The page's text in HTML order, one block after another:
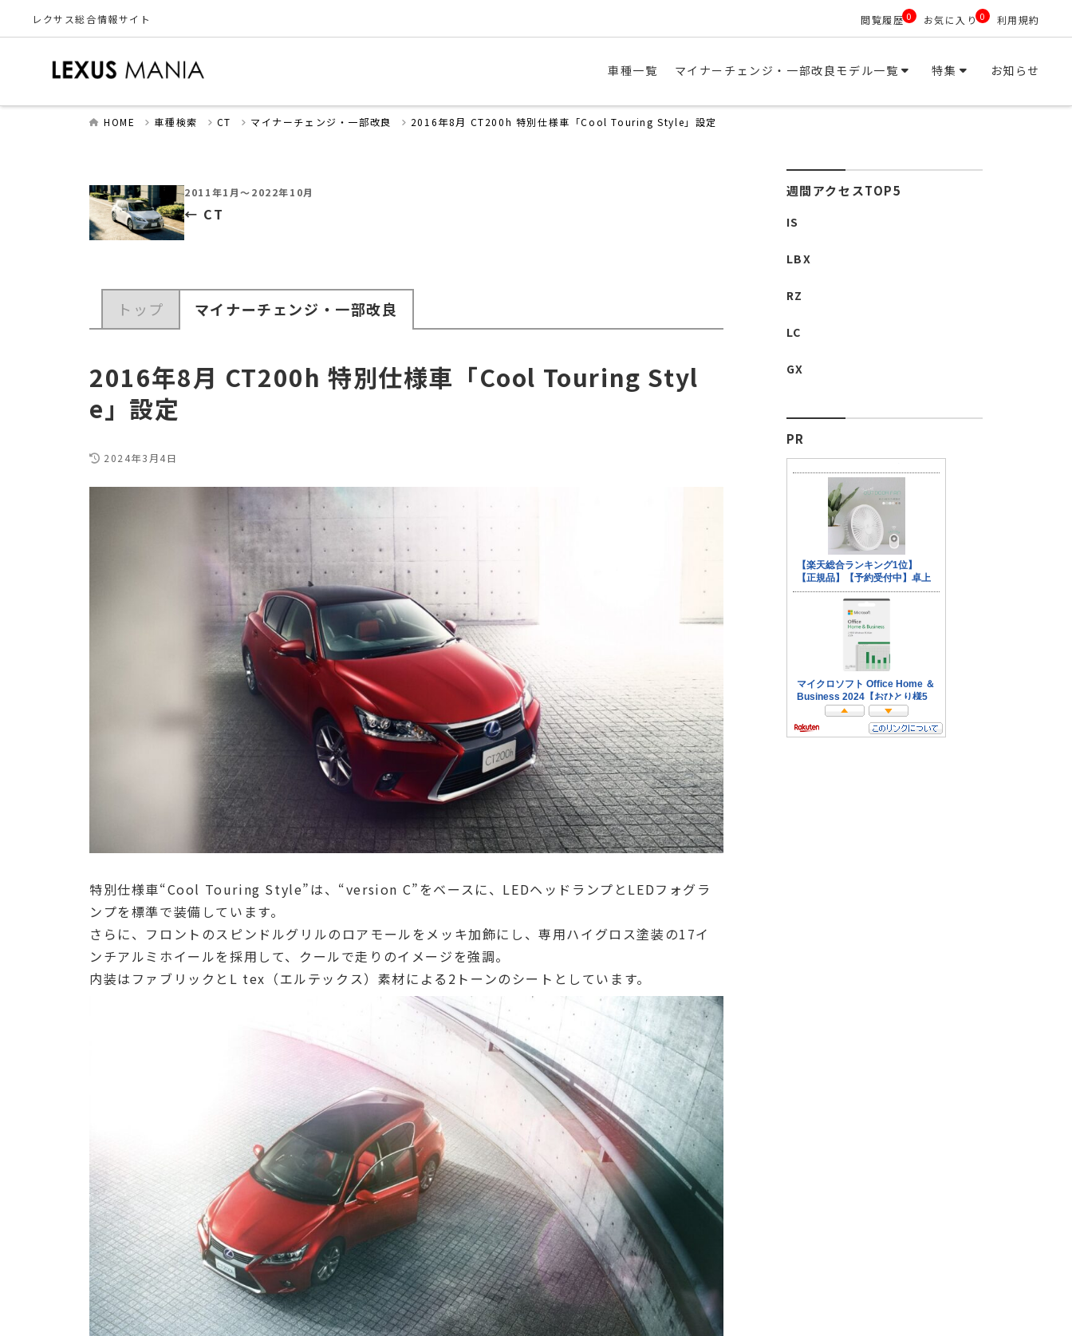
レクサス総合情報サイト 閲覧履歴 0 お気に入り 0 利用規約
車種一覧 マイナーチェンジ・一部改良モデル一覧 特集 お知らせ
HOME 車種検索 CT マイナーチェンジ・一部改良 2016年8月 CT200h 特別仕様車「Cool Touring Style」設定
2011年1月～2022年10月
CT
トップ マイナーチェンジ・一部改良
2016年8月 CT200h 特別仕様車「Cool Touring Styl
e」設定
2024年3月4日
特別仕様車“Cool Touring Style”は、“version C”をベースに、LEDヘッドランプとLEDフォグラ
ンプを標準で装備しています。
さらに、フロントのスピンドルグリルのロアモールをメッキ加飾にし、専用ハイグロス塗装の17イ
ンチアルミホイールを採用して、クールで走りのイメージを強調。
内装はファブリックとL tex（エルテックス）素材による2トーンのシートとしています。
週間アクセスTOP5
IS
LBX
RZ
LC
GX
PR